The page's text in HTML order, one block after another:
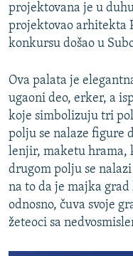
projektovana je u
projektovao arhitekta
konkursu došao u
Ova palata je
ugaoni deo, erker, a
koje simbolizuju tri
polju se nalaze figure
lenjir, maketu hrama,
drugom polju se
na to da je majka
odnosno, čuva svoje
žeteoci sa